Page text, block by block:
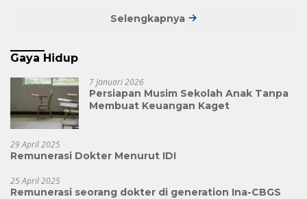
Selengkapnya
Gaya Hidup
7 Januari 2026
Persiapan Musim Sekolah Anak Tanpa
Membuat Keuangan Kaget
29 April 2025
Remunerasi Dokter Menurut IDI
25 April 2025
Remunerasi seorang dokter di generation Ina-CBGS